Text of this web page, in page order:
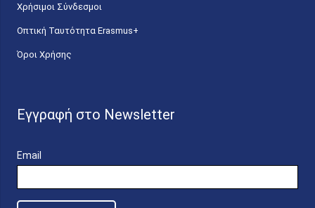
Χρήσιμοι Σύνδεσμοι
Οπτική Ταυτότητα Erasmus+
Όροι Χρήσης
Εγγραφή στο Newsletter
Email